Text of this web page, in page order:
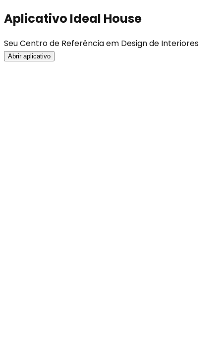
Aplicativo Ideal House
Seu Centro de Referência em Design de Interiores
Abrir aplicativo